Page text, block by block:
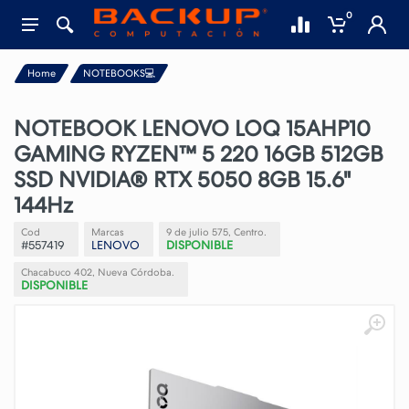
0
Home NOTEBOOKS💻
NOTEBOOK LENOVO LOQ 15AHP10
GAMING RYZEN™ 5 220 16GB 512GB
SSD NVIDIA® RTX 5050 8GB 15.6"
144Hz
Cod
#557419
Marcas
LENOVO
9 de julio 575, Centro.
DISPONIBLE
Chacabuco 402, Nueva Córdoba.
DISPONIBLE